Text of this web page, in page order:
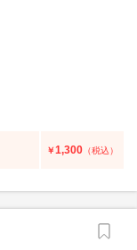
￥1,300 （税込）